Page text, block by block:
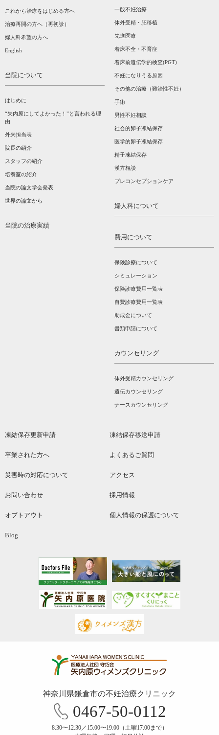
これから治療をはじめる方へ
治療再開の方へ（再初診）
婦人科希望の方へ
English
当院について
はじめに
“矢内原にしてよかった！”と言われる理
由
外来担当表
院長の紹介
スタッフの紹介
培養室の紹介
当院の論文学会発表
世界の論文から
当院の治療実績
一般不妊治療
体外受精・胚移植
先進医療
着床不全・不育症
着床前遺伝学的検査(PGT)
不妊になりうる原因
その他の治療（難治性不妊）
手術
男性不妊相談
社会的卵子凍結保存
医学的卵子凍結保存
精子凍結保存
漢方相談­
プレコンセプションケア
婦人科について
費用について
保険診療について
シミュレーション
保険診療費用一覧表
自費診療費用一覧表
助成金について
書類申請について
カウンセリング
体外受精カウンセリング
遺伝カウンセリング
ナースカウンセリング
凍結保存更新申請 凍結保存移送申請
卒業された方へ よくあるご質問
災害時の対応について アクセス
お問い合わせ 採用情報
オプトアウト 個人情報の保護について
Blog
神奈川県鎌倉市の不妊治療クリニック
0467-50-0112
8:30〜12:30／15:00〜19:00（土曜17:00まで）